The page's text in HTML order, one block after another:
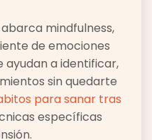
mindfulness,
de emociones
ayudan a identificar,
sin quedarte
para sanar tras
específicas